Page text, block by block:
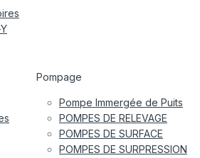
Pompage
Pompe Immergée de Puits
POMPES DE RELEVAGE
POMPES DE SURFACE
POMPES DE SURPRESSION